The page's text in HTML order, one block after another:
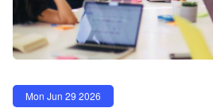
Mon Jun 29 2026